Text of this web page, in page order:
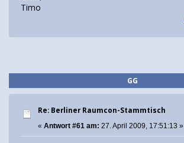
Timo
GG
Re: Berliner Raumcon-Stammtisch
« Antwort #61 am: 27. April 2009, 17:51:13 »